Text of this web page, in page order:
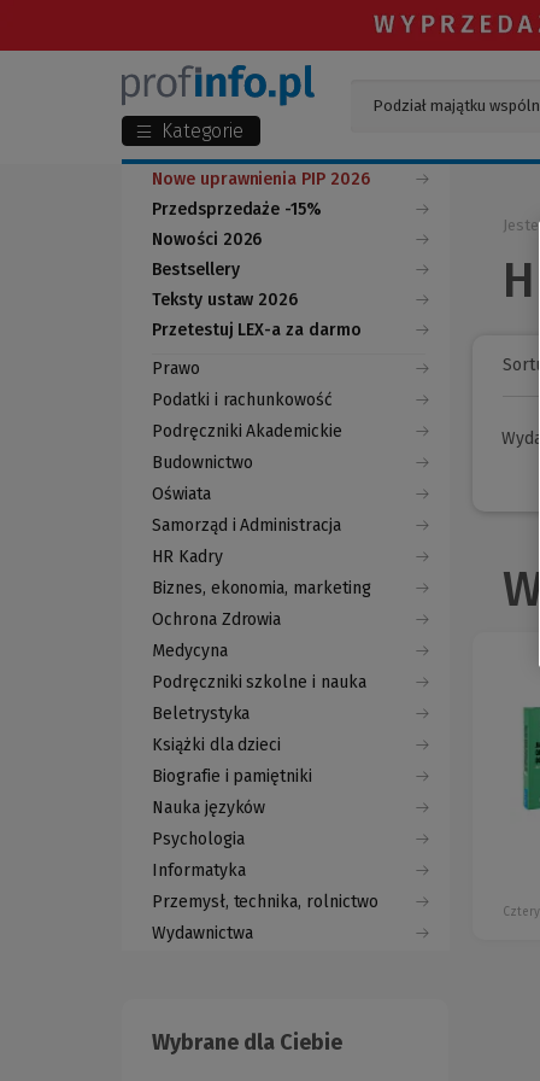
Kategorie
Nowe uprawnienia PIP 2026
Przedsprzedaże -15%
Nowości 2026
Bestsellery
Teksty ustaw 2026
Przetestuj LEX-a za darmo
(Nowe
okno)
(Link
do
innej
strony)
Prawo
Podatki i rachunkowość
Podręczniki Akademickie
Budownictwo
Oświata
Samorząd i Administracja
HR Kadry
Biznes, ekonomia, marketing
Ochrona Zdrowia
Medycyna
Podręczniki szkolne i nauka
Beletrystyka
Książki dla dzieci
Biografie i pamiętniki
Nauka języków
Psychologia
Informatyka
Przemysł, technika, rolnictwo
Wydawnictwa
Wybrane dla Ciebie